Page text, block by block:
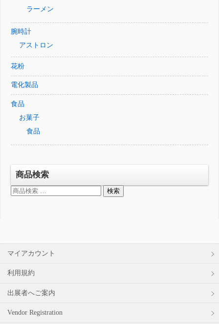
ラーメン
腕時計
アストロン
花粉
電化製品
食品
お菓子
食品
商品検索
検
検索
マイアカウント
利用規約
出展者へご案内
Vendor Registration